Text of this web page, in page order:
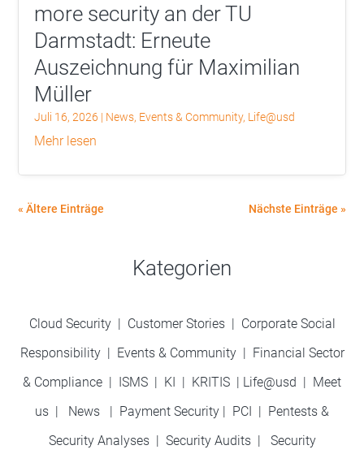
more security an der TU
Darmstadt: Erneute
Auszeichnung für Maximilian
Müller
Juli 16, 2026 | News, Events & Community, Life@usd
mehr lesen
« Ältere Einträge Nächste Einträge »
Kategorien
Cloud Security | Customer Stories| Corporate Social
Responsibility| Events & Community | Financial Sector
& Compliance | ISMS | KI | KRITIS | Life@usd | Meet
us | News | Payment Security | PCI | Pentests &
Security Analyses | Security Audits| Security